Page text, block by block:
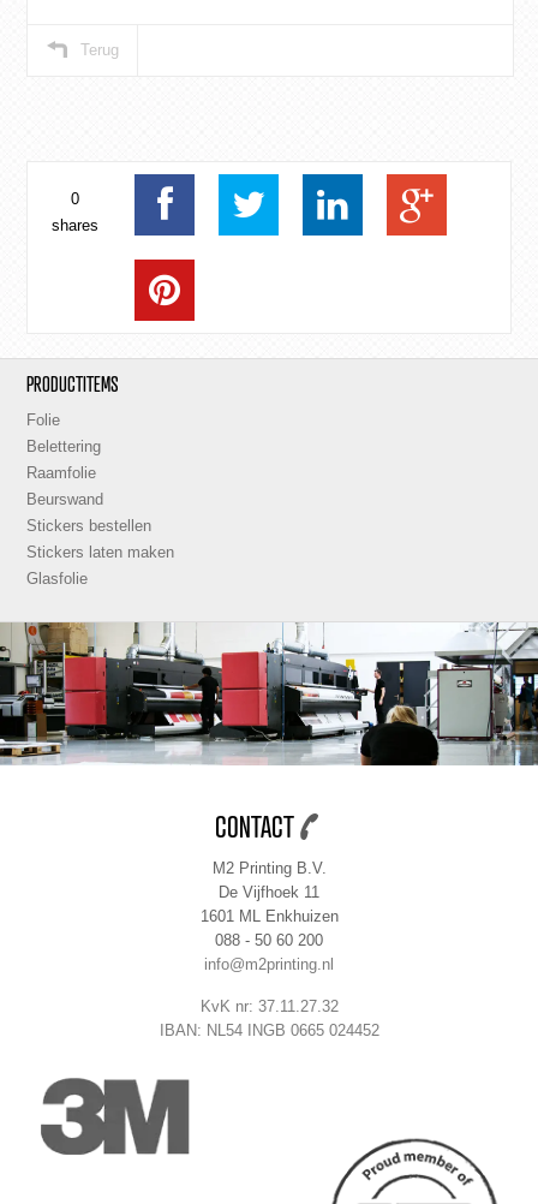
Terug
0
shares
PRODUCTITEMS
Folie
Belettering
Raamfolie
Beurswand
Stickers bestellen
Stickers laten maken
Glasfolie
CONTACT
M2 Printing B.V.
De Vijfhoek 11
1601 ML Enkhuizen
088 - 50 60 200
info@m2printing.nl
KvK nr: 37.11.27.32
IBAN: NL54 INGB 0665 024452